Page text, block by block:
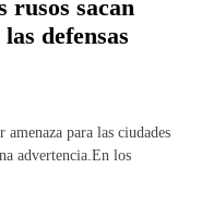
rusos sacan
defensas
para las ciudades
advertencia.En los